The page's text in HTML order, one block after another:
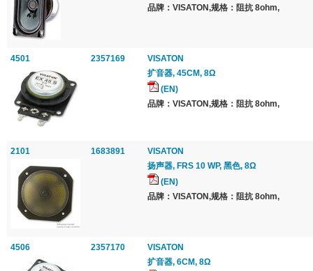
品牌：VISATON,规格：阻抗 8ohm,
4501 2357169
VISATON
扩音器, 45CM, 8Ω
(EN)
品牌：VISATON,规格：阻抗 8ohm,
2101 1683891
VISATON
扬声器, FRS 10 WP, 黑色, 8Ω
(EN)
品牌：VISATON,规格：阻抗 8ohm,
4506 2357170
VISATON
扩音器, 6CM, 8Ω